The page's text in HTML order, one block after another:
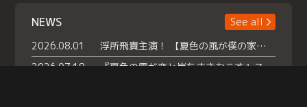
NEWS
See all
2026.08.01
浮所飛貴主演！ 【夏色の風が僕の家にやってきた】 本日よりテラサで独占配信スタート！
2026.07.18
『夏色の雲が恋と嵐をまきおこす』スペシャルメイキング 【Part1】2026年７月18日（土）23時30分～配信スタート！話題のシーンの裏側を大公開！豪華キャスト大集合！ 『武宮家 真夏の家族会議』開催！